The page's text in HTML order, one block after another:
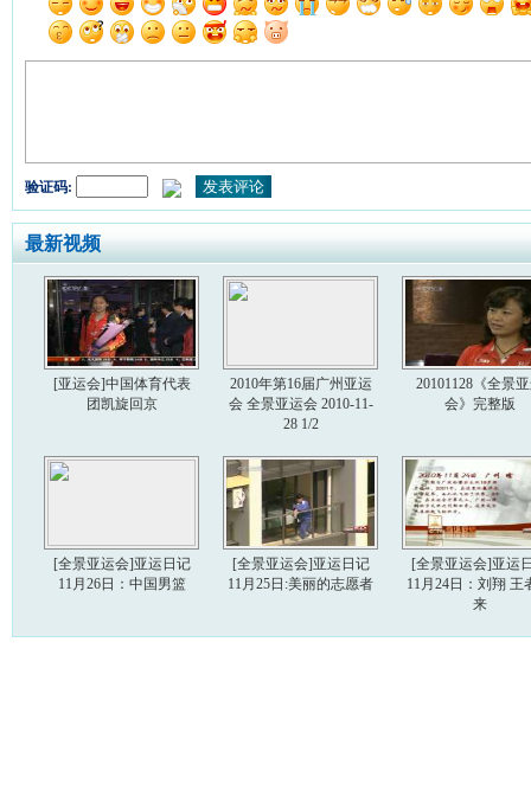
验证码:
最新视频
[亚运会]中国体育代表
团凯旋回京
2010年第16届广州亚运
会 全景亚运会 2010-11-
28 1/2
20101128《全景
会》完整版
[全景亚运会]亚运日记
11月26日：中国男篮
[全景亚运会]亚运日记
11月25日:美丽的志愿者
[全景亚运会]亚运
11月24日：刘翔 王
来